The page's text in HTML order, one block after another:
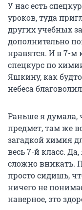
У нас есть
уроков, туда
других учебных
дополнительно
нравятся. И в 7-м
спецкурс по
Яшкину, как
небеса
Раньше я думала,
предмет, там же
загадкой химия
весь 7-й класс.
сложно вникать.
просто сидишь,
ничего не
наверное, это